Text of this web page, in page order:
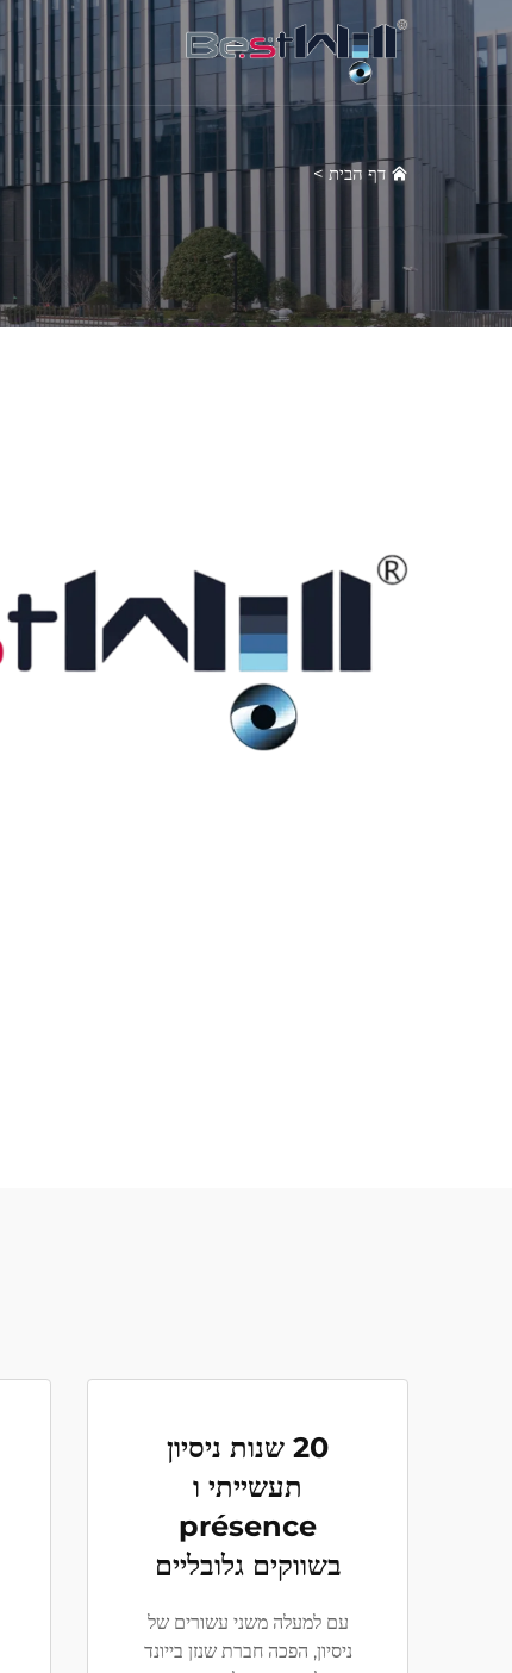
דף הבית >
20 שנות ניסיון
תעשייתי ו
présence
בשווקים גלובליים
עם למעלה משני עשורים של
ניסיון, הפכה חברת שנזן בייונד